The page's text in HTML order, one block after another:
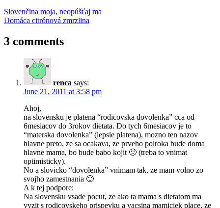
deň
matiekdeň
Post
navigation
Previous
Post:
Slovenčina moja, neopúšťaj ma
Next
Domáca citrónová zmrzlina
3 comments
renca says:
June 21, 2011 at 3:58 pm
Ahoj,
na slovensku je platena “rodicovska dovolenka” cca od
6mesiacov do 3rokov dietata. Do tych 6mesiacov je to
“materska dovolenka” (lepsie platena), mozno ten nazov
hlavne preto, ze sa ocakava, ze prveho polroka bude doma
hlavne mama, bo bude babo kojit 🙂 (treba to vnimat
optimisticky).
No a slovicko “dovolenka” vnimam tak, ze mam volno zo
svojho zamestnania 🙂
A k tej podpore:
Na slovensku vsade pocut, ze ako ta mama s dietatom ma
vyzit s rodicovskeho prispevku a vacsina mamiciek place, ze